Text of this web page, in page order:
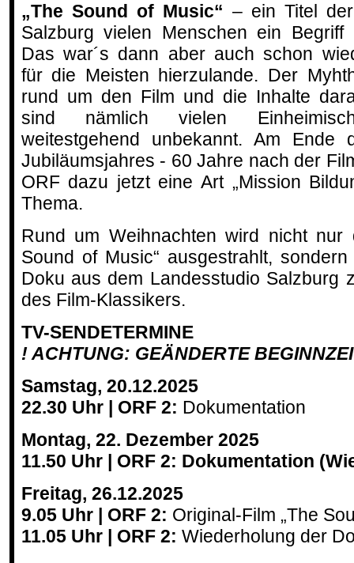
„The Sound of Music“ – ein Titel
Salzburg vielen Menschen ein Begriff
Das war´s dann aber auch schon
für die Meisten hierzulande. Der
rund um den Film und die Inhalte
sind nämlich vielen
weitestgehend unbekannt. Am Ende
Jubiläumsjahres - 60 Jahre nach der
ORF dazu jetzt eine Art „Mission
Thema.
Rund um Weihnachten wird nicht nur
Sound of Music“ ausgestrahlt,
Doku aus dem Landesstudio Salzburg
des Film-Klassikers.
TV-SENDETERMINE
! ACHTUNG: GEÄNDERTE
Samstag, 20.12.2025
22.30 Uhr | ORF 2: Dokumentation
Montag, 22. Dezember 2025
11.50 Uhr | ORF 2: Dokumentation
Freitag, 26.12.2025
9.05 Uhr | ORF 2: Original-Film „The
11.05 Uhr | ORF 2: Wiederholung der